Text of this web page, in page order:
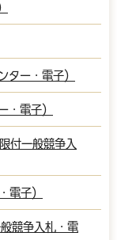
ター・電子）
・電子）
付一般競争入
電子）
競争入札・電